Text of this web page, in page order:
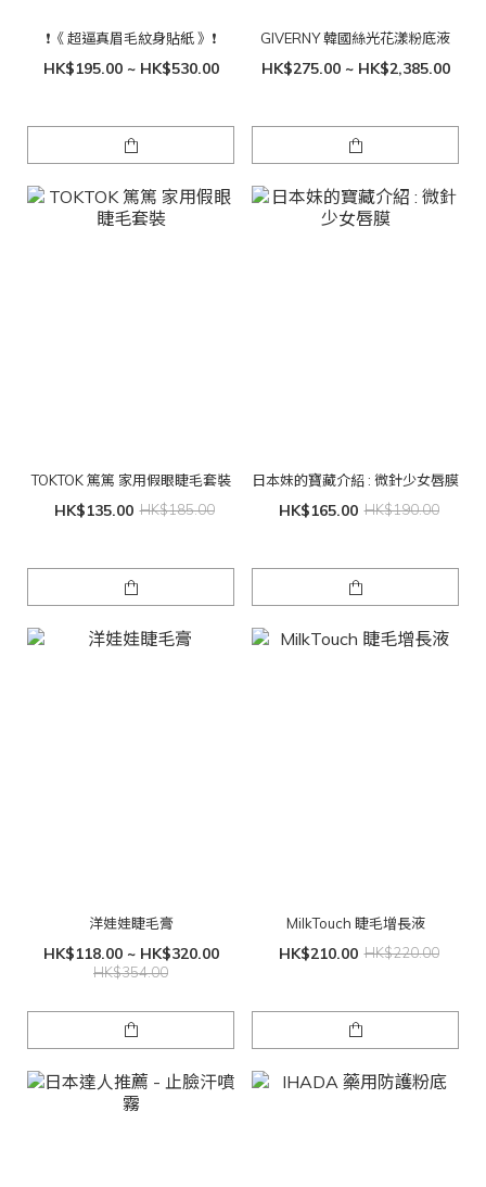
❗️《 超逼真眉毛紋身貼紙 》❗️
HK$195.00 ~ HK$530.00
GIVERNY 韓國絲光花漾粉底液
HK$275.00 ~ HK$2,385.00
TOKTOK 篤篤 家用假眼睫毛套裝
HK$135.00 HK$185.00
日本妹的寶藏介紹 : 微針少女唇膜
HK$165.00 HK$190.00
洋娃娃睫毛膏
HK$118.00 ~ HK$320.00
HK$354.00
MilkTouch 睫毛增長液
HK$210.00 HK$220.00